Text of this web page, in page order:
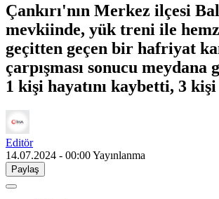
Çankırı'nın Merkez ilçesi
mevkiinde, yük treni ile
geçitten geçen bir hafriyat
çarpışması sonucu meydana
1 kişi hayatını kaybetti, 3
Editör
14.07.2024 - 00:00Yayınlanma
Paylaş